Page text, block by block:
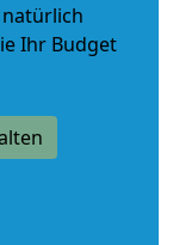
Ihr Budget